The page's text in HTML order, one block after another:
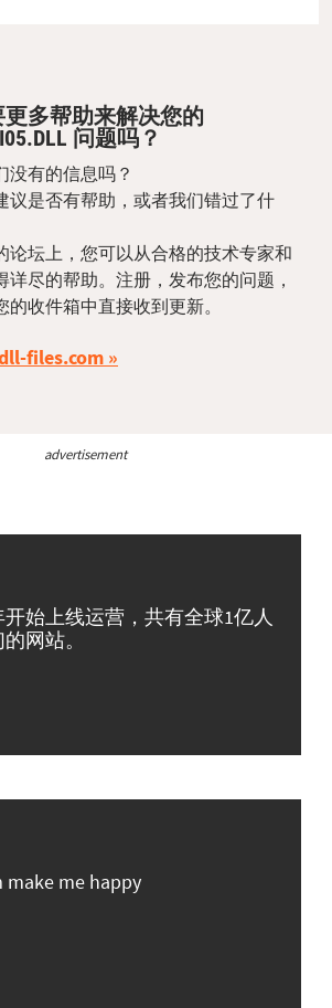
多帮助来解决您的
问题吗？
没有的信息吗？
议是否有帮助，或者我们错过了什
论坛上，您可以从合格的技术专家和
详尽的帮助。注册，发布您的问题，
的收件箱中直接收到更新。
files.com
advertisement
开始上线运营，共有全球1亿人
网站。
make me happy